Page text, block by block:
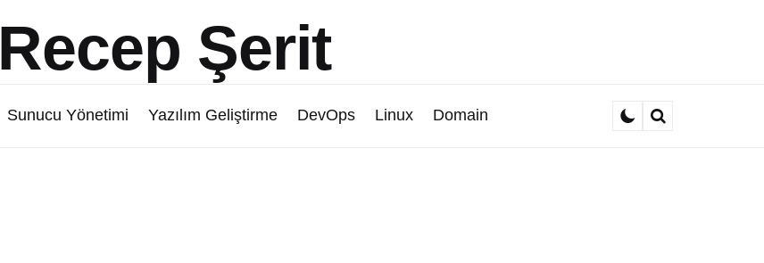
Recep Şerit
Sunucu Yönetimi Yazılım Geliştirme DevOps Linux
Domain